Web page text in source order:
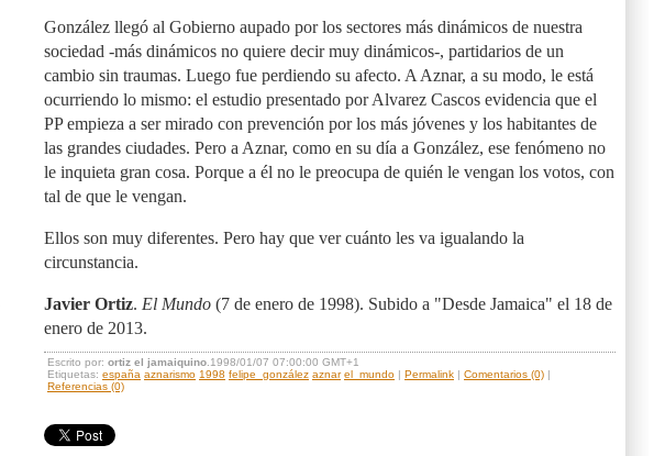
González llegó al Gobierno aupado por los sectores más dinámicos de nuestra
sociedad -más dinámicos no quiere decir muy dinámicos-, partidarios de un
cambio sin traumas. Luego fue perdiendo su afecto. A Aznar, a su modo, le está
ocurriendo lo mismo: el estudio presentado por Alvarez Cascos evidencia que el
PP empieza a ser mirado con prevención por los más jóvenes y los habitantes de
las grandes ciudades. Pero a Aznar, como en su día a González, ese fenómeno no
le inquieta gran cosa. Porque a él no le preocupa de quién le vengan los votos, con
tal de que le vengan.
Ellos son muy diferentes. Pero hay que ver cuánto les va igualando la
circunstancia.
Javier Ortiz. El Mundo (7 de enero de 1998). Subido a "Desde Jamaica" el 18 de
enero de 2013.
Escrito por: ortiz el jamaiquino .1998/01/07 07:00:00 GMT+1
Etiquetas: españa aznarismo 1998 felipe_gonzález aznar el_mundo | Permalink | Comentarios (0) |
Referencias (0)